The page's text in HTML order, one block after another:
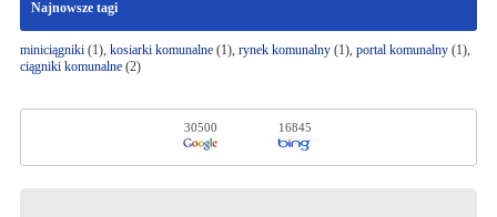
Najnowsze tagi
miniciągniki(1), kosiarki komunalne(1), rynek komunalny(1), portal komunalny(1),
ciągniki komunalne(2)
30500 16845